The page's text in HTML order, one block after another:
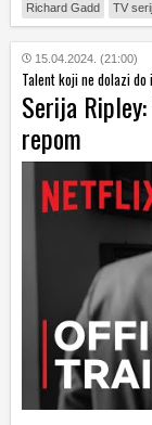
Richard Gadd TV
15.04.2024. (21:00)
Talent koji ne dolazi
Serija
repom